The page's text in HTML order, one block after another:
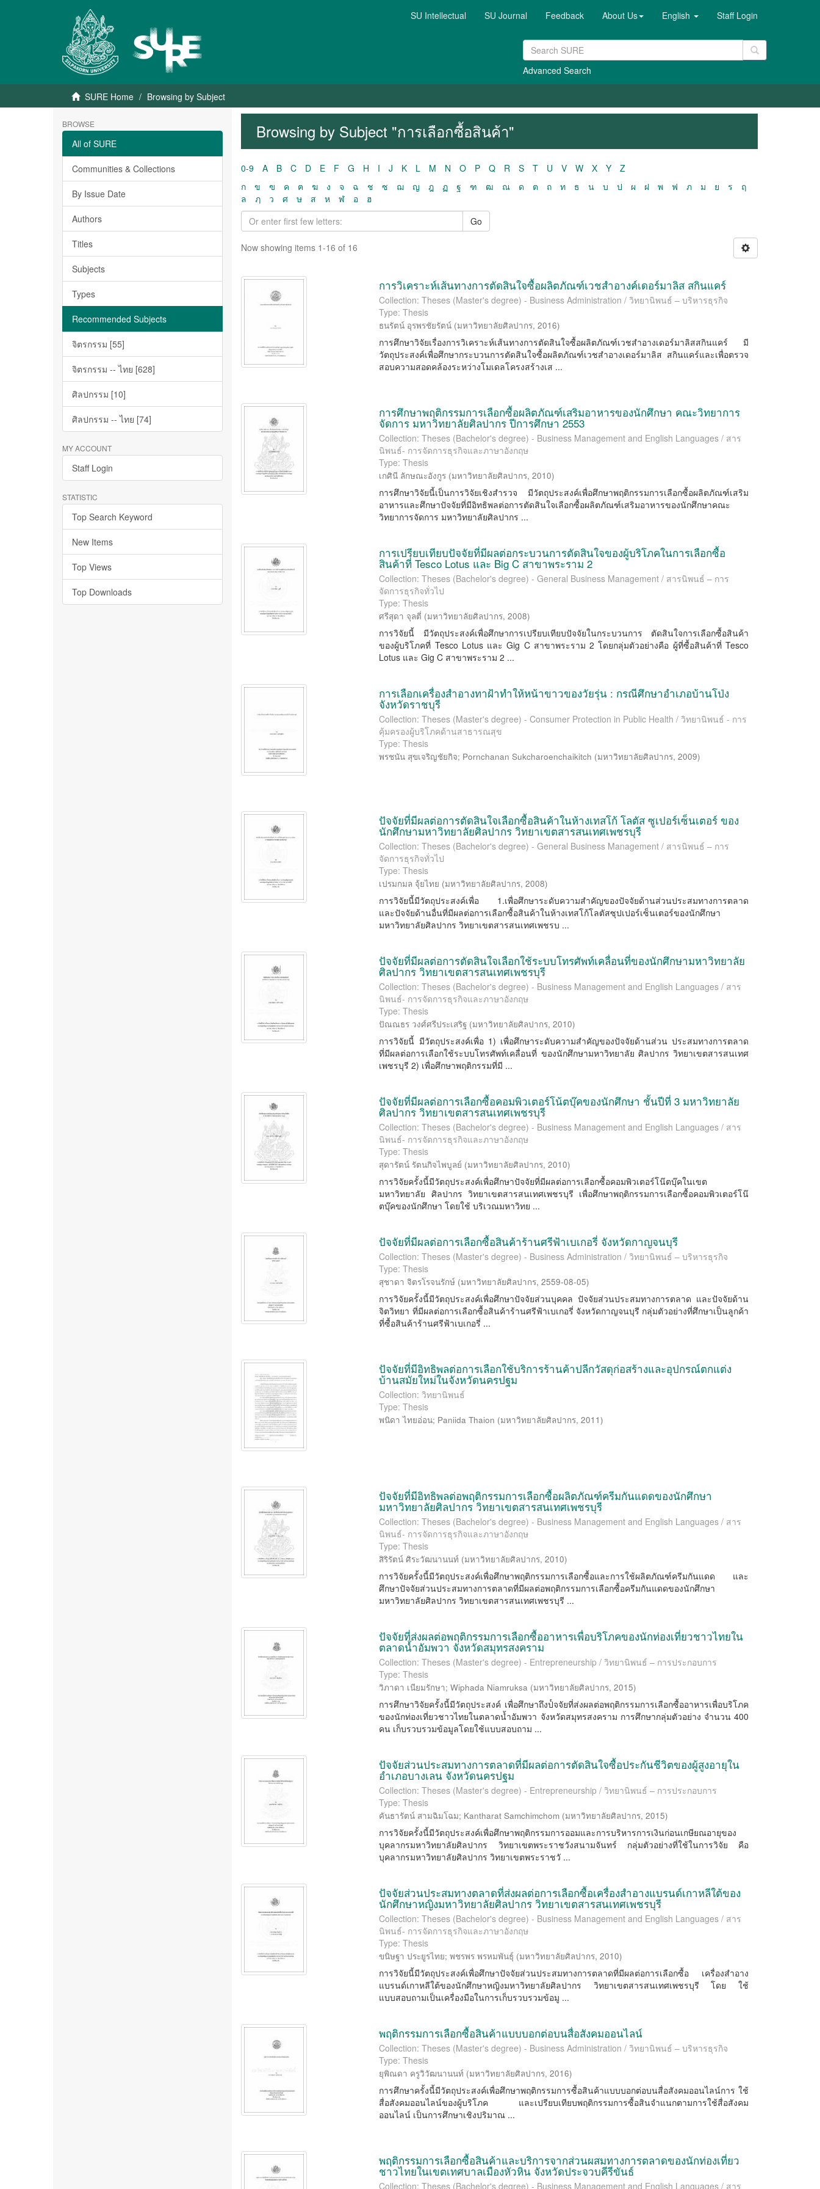
SU Intellectual SU Journal Feedback About Us English Staff Login
Advanced Search
SURE Home Browsing by Subject
BROWSE
All of SURE
Communities & Collections
By Issue Date
Authors
Titles
Subjects
Types
Recommended Subjects
จิตรกรรม [55]
จิตรกรรม -- ไทย [628]
ศิลปกรรม [10]
ศิลปกรรม -- ไทย [74]
MY ACCOUNT
Staff Login
STATISTIC
Top Search Keyword
New Items
Top Views
Top Downloads
Browsing by Subject "การเลือกซื้อสินค้า"
0-9 A B C D E F G H I J K L M N O P Q R S T U V W X Y
Z
ก
ข ฃ ค ฅ ฆ ง จ ฉ ช ซ ฌ ญ ฎ ฏ ฐ ฑ ฒ ณ ด ต ถ ท ธ น บ ป ผ ฝ พ ฟ ภ ม ย ร
ฤ
ล
ฦ ว ศ ษ ส ห ฬ อ
ฮ
Go
Now showing items 1-16 of 16
การวิเคราะห์เส้นทางการตัดสินใจซื้อผลิตภัณฑ์เวชสำอางค์เดอร์มาลิส สกินแคร์
Collection: Theses (Master's degree) - Business Administration / วิทยานิพนธ์ – บริหารธุรกิจ
Type: Thesis
ธนรัตน์ อุรพรชัยรัตน์ (มหาวิทยาลัยศิลปากร,2016)
การศึกษาวิจัยเรื่องการวิเคราะห์เส้นทางการตัดสินใจซื้อผลิตภัณฑ์เวชสำอางเดอร์มาลิสสกินแคร์ มี
วัตถุประสงค์เพื่อศึกษากระบวนการตัดสินใจซื้อผลิตภัณฑ์เวชสำอางเดอร์มาลิส สกินแคร์และเพื่อตรวจ
สอบความสอดคล้องระหว่างโมเดลโครงสร้างเส ...
การศึกษาพฤติกรรมการเลือกซื้อผลิตภัณฑ์เสริมอาหารของนักศึกษา คณะวิทยาการ
จัดการ มหาวิทยาลัยศิลปากร ปีการศึกษา 2553
Collection: Theses (Bachelor's degree) - Business Management and English Languages / สาร
นิพนธ์- การจัดการธุรกิจและภาษาอังกฤษ
Type: Thesis
เกศินี ลักษณะอังกูร (มหาวิทยาลัยศิลปากร,2010)
การศึกษาวิจัยนี้เป็นการวิจัยเชิงสำรวจ มีวัตถุประสงค์เพื่อศึกษาพฤติกรรมการเลือกซื้อผลิตภัณฑ์เสริม
อาหารและศึกษาปัจจัยที่มีอิทธิพลต่อการตัดสินใจเลือกซื้อผลิตภัณฑ์เสริมอาหารของนักศึกษาคณะ
วิทยาการจัดการ มหาวิทยาลัยศิลปากร ...
การเปรียบเทียบปัจจัยที่มีผลต่อกระบวนการตัดสินใจของผู้บริโภคในการเลือกซื้อ
สินค้าที่ Tesco Lotus และ Big C สาขาพระราม 2
Collection: Theses (Bachelor's degree) - General Business Management / สารนิพนธ์ – การ
จัดการธุรกิจทั่วไป
Type: Thesis
ศรีสุดา จุลตี่ (มหาวิทยาลัยศิลปากร,2008)
การวิจัยนี้ มีวัตถุประสงค์เพื่อศึกษาการเปรียบเทียบปัจจัยในกระบวนการ ตัดสินใจการเลือกซื้อสินค้า
ของผู้บริโภคที่ Tesco Lotus และ Gig C สาขาพระราม 2 โดยกลุ่มตัวอย่างคือ ผู้ที่ซื้อสินค้าที่ Tesco
Lotus และ Gig C สาขาพระราม 2 ...
การเลือกเครื่องสำอางทาฝ้าทำให้หน้าขาวของวัยรุ่น : กรณีศึกษาอำเภอบ้านโป่ง
จังหวัดราชบุรี
Collection: Theses (Master's degree) - Consumer Protection in Public Health / วิทยานิพนธ์ - การ
คุ้มครองผู้บริโภคด้านสาธารณสุข
Type: Thesis
พรชนัน สุขเจริญชัยกิจ; Pornchanan Sukcharoenchaikitch (มหาวิทยาลัยศิลปากร,2009)
ปัจจัยที่มีผลต่อการตัดสินใจเลือกซื้อสินค้าในห้างเทสโก้ โลตัส ซูเปอร์เซ็นเตอร์ ของ
นักศึกษามหาวิทยาลัยศิลปากร วิทยาเขตสารสนเทศเพชรบุรี
Collection: Theses (Bachelor's degree) - General Business Management / สารนิพนธ์ – การ
จัดการธุรกิจทั่วไป
Type: Thesis
เปรมกมล จุ้ยไทย (มหาวิทยาลัยศิลปากร,2008)
การวิจัยนี้มีวัตถุประสงค์เพื่อ 1.เพื่อศึกษาระดับความสำคัญของปัจจัยด้านส่วนประสมทางการตลาด
และปัจจัยด้านอื่นที่มีผลต่อการเลือกซื้อสินค้าในห้างเทสโก้โลตัสซุปเปอร์เซ็นเตอร์ของนักศึกษา
มหาวิทยาลัยศิลปากร วิทยาเขตสารสนเทศเพชรบ ...
ปัจจัยที่มีผลต่อการตัดสินใจเลือกใช้ระบบโทรศัพท์เคลื่อนที่ของนักศึกษามหาวิทยาลัย
ศิลปากร วิทยาเขตสารสนเทศเพชรบุรี
Collection: Theses (Bachelor's degree) - Business Management and English Languages / สาร
นิพนธ์- การจัดการธุรกิจและภาษาอังกฤษ
Type: Thesis
ปัณณธร วงศ์ศรีประเสริฐ (มหาวิทยาลัยศิลปากร,2010)
การวิจัยนี้ มีวัตถุประสงค์เพื่อ 1) เพื่อศึกษาระดับความสําคัญของปัจจัยด้านส่วน ประสมทางการตลาด
ที่มีผลต่อการเลือกใช้ระบบโทรศัพท์เคลื่อนที่ ของนักศึกษามหาวิทยาลัย ศิลปากร วิทยาเขตสารสนเทศ
เพชรบุรี 2) เพื่อศึกษาพฤติกรรมที่มี ...
ปัจจัยที่มีผลต่อการเลือกซื้อคอมพิวเตอร์โน้ตบุ๊คของนักศึกษา ชั้นปีที่ 3 มหาวิทยาลัย
ศิลปากร วิทยาเขตสารสนเทศเพชรบุรี
Collection: Theses (Bachelor's degree) - Business Management and English Languages / สาร
นิพนธ์- การจัดการธุรกิจและภาษาอังกฤษ
Type: Thesis
สุดารัตน์ รัตนกิจไพบูลย์ (มหาวิทยาลัยศิลปากร,2010)
การวิจัยครั้งนี้มีวัตถุประสงค์เพื่อศึกษาปัจจัยที่มีผลต่อการเลือกซื้อคอมพิวเตอร์โน๊ตบุ๊คในเขต
มหาวิทยาลัย ศิลปากร วิทยาเขตสารสนเทศเพชรบุรี เพื่อศึกษาพฤติกรรมการเลือกซื้อคอมพิวเตอร์โน๊
ตบุ๊คของนักศึกษา โดยใช้ บริเวณมหาวิทย ...
ปัจจัยที่มีผลต่อการเลือกซื้อสินค้าร้านศรีฟ้าเบเกอรี่ จังหวัดกาญจนบุรี
Collection: Theses (Master's degree) - Business Administration / วิทยานิพนธ์ – บริหารธุรกิจ
Type: Thesis
สุชาดา จิตรโรจนรักษ์ (มหาวิทยาลัยศิลปากร,2559-08-05)
การวิจัยครั้งนี้มีวัตถุประสงค์เพื่อศึกษาปัจจัยส่วนบุคคล ปัจจัยส่วนประสมทางการตลาด และปัจจัยด้าน
จิตวิทยา ที่มีผลต่อการเลือกซื้อสินค้าร้านศรีฟ้าเบเกอรี่ จังหวัดกาญจนบุรี กลุ่มตัวอย่างที่ศึกษาเป็นลูกค้า
ที่ซื้อสินค้าร้านศรีฟ้าเบเกอรี่ ...
ปัจจัยที่มีอิทธิพลต่อการเลือกใช้บริการร้านค้าปลีกวัสดุก่อสร้างและอุปกรณ์ตกแต่ง
บ้านสมัยใหม่ในจังหวัดนครปฐม
Collection: วิทยานิพนธ์
Type: Thesis
พนิดา ไทยอ่อน; Paniida Thaion (มหาวิทยาลัยศิลปากร,2011)
ปัจจัยที่มีอิทธิพลต่อพฤติกรรมการเลือกซื้อผลิตภัณฑ์ครีมกันแดดของนักศึกษา
มหาวิทยาลัยศิลปากร วิทยาเขตสารสนเทศเพชรบุรี
Collection: Theses (Bachelor's degree) - Business Management and English Languages / สาร
นิพนธ์- การจัดการธุรกิจและภาษาอังกฤษ
Type: Thesis
สิริรัตน์ ศิระวัฒนานนท์ (มหาวิทยาลัยศิลปากร,2010)
การวิจัยครั้งนี้มีวัตถุประสงค์เพื่อศึกษาพฤติกรรมการเลือกซื้อและการใช้ผลิตภัณฑ์ครีมกันแดด และ
ศึกษาปัจจัยส่วนประสมทางการตลาดที่มีผลต่อพฤติกรรมการเลือกซื้อครีมกันแดดของนักศึกษา
มหาวิทยาลัยศิลปากร วิทยาเขตสารสนเทศเพชรบุรี ...
ปัจจัยที่ส่งผลต่อพฤติกรรมการเลือกซื้ออาหารเพื่อบริโภคของนักท่องเที่ยวชาวไทยใน
ตลาดน้ำอัมพวา จังหวัดสมุทรสงคราม
Collection: Theses (Master's degree) - Entrepreneurship / วิทยานิพนธ์ – การประกอบการ
Type: Thesis
วิภาดา เนียมรักษา;Wiphada Niamruksa (มหาวิทยาลัยศิลปากร,2015)
การศึกษาวิจัยครั้งนี้มีวัตถุประสงค์ เพื่อศึกษาถึงป๎จจัยที่ส่งผลต่อพฤติกรรมการเลือกซื้ออาหารเพื่อบริโภค
ของนักท่องเที่ยวชาวไทยในตลาดน้ำอัมพวา จังหวัดสมุทรสงคราม การศึกษากลุ่มตัวอย่าง จำนวน 400
คน เก็บรวบรวมข้อมูลโดยใช้แบบสอบถาม ...
ปัจจัยส่วนประสมทางการตลาดที่มีผลต่อการตัดสินใจซื้อประกันชีวิตของผู้สูงอายุใน
อำเภอบางเลน จังหวัดนครปฐม
Collection: Theses (Master's degree) - Entrepreneurship / วิทยานิพนธ์ – การประกอบการ
Type: Thesis
คันธารัตน์ สามฉิมโฉม; Kantharat Samchimchom (มหาวิทยาลัยศิลปากร,2015)
การวิจัยครั้งนี้มีวัตถุประสงค์เพื่อศึกษาพฤติกรรมการออมและการบริหารการเงินก่อนเกษียณอายุของ
บุคลากรมหาวิทยาลัยศิลปากร วิทยาเขตพระราชวังสนามจันทร์ กลุ่มตัวอย่างที่ใช้ในการวิจัย คือ
บุคลากรมหาวิทยาลัยศิลปากร วิทยาเขตพระราชวั ...
ปัจจัยส่วนประสมทางตลาดที่ส่งผลต่อการเลือกซื้อเครื่องสำอางแบรนด์เกาหลีใต้ของ
นักศึกษาหญิงมหาวิทยาลัยศิลปากร วิทยาเขตสารสนเทศเพชรบุรี
Collection: Theses (Bachelor's degree) - Business Management and English Languages / สาร
นิพนธ์- การจัดการธุรกิจและภาษาอังกฤษ
Type: Thesis
ขนิษฐา ประยูรไทย;พชรพร พรหมพันธุ์ (มหาวิทยาลัยศิลปากร,2010)
การวิจัยนี้มีวัตถุประสงค์เพื่อศึกษาปัจจัยส่วนประสมทางการตลาดที่มีผลต่อการเลือกซื้อ เครื่องสําอาง
แบรนด์เกาหลีใต้ของนักศึกษาหญิงมหาวิทยาลัยศิลปากร วิทยาเขตสารสนเทศเพชรบุรี โดย ใช้
แบบสอบถามเป็นเครื่องมือในการเก็บรวบรวมข้อมู ...
พฤติกรรมการเลือกซื้อสินค้าแบบบอกต่อบนสื่อสังคมออนไลน์
Collection: Theses (Master's degree) - Business Administration / วิทยานิพนธ์ – บริหารธุรกิจ
Type: Thesis
ยุพิณดา ครูวิวัฒนานนท์ (มหาวิทยาลัยศิลปากร,2016)
การศึกษาครั้งนี้มีวัตถุประสงค์เพื่อศึกษาพฤติกรรมการซื้อสินค้าแบบบอกต่อบนสื่อสังคมออนไลน์การ ใช้
สื่อสังคมออนไลน์ของผู้บริโภค และเปรียบเทียบพฤติกรรมการซื้อสินจำแนกตามการใช้สื่อสังคม
ออนไลน์ เป็นการศึกษาเชิงปริมาณ ...
พฤติกรรมการเลือกซื้อสินค้าและบริการจากส่วนผสมทางการตลาดของนักท่องเที่ยว
ชาวไทยในเขตเทศบาลเมืองหัวหิน จังหวัดประจวบคีรีขันธ์
Collection: Theses (Bachelor's degree) - Business Management and English Languages / สาร